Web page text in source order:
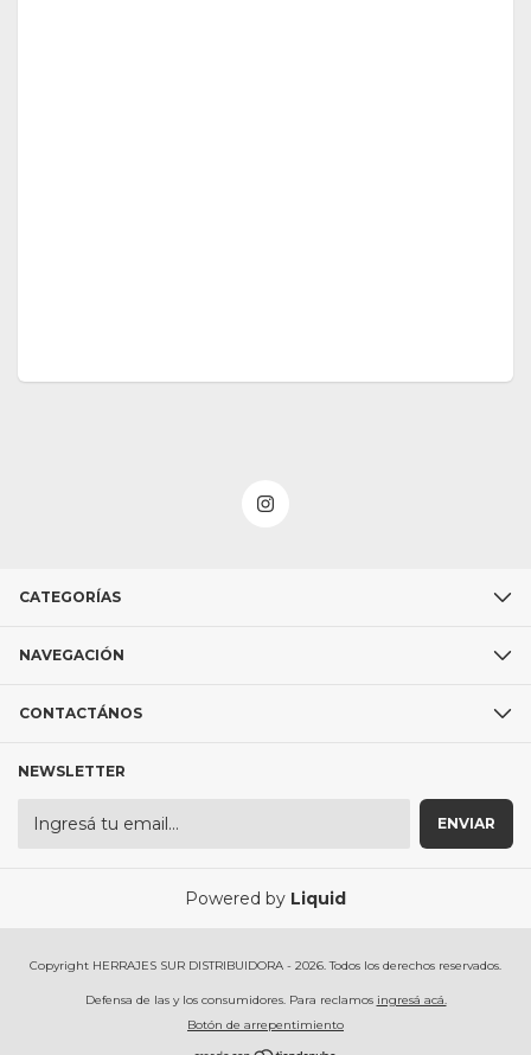
CATEGORÍAS
NAVEGACIÓN
CONTACTÁNOS
NEWSLETTER
Powered by Liquid
Copyright HERRAJES SUR DISTRIBUIDORA - 2026. Todos los derechos reservados.
Defensa de las y los consumidores. Para reclamos ingresá acá.
Botón de arrepentimiento